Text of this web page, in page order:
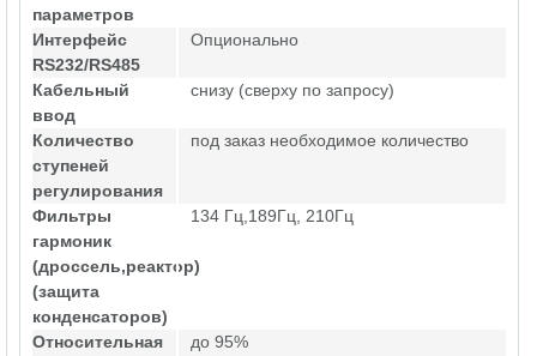
параметров
Интерфейс
RS232/RS485
Опционально
Кабельный
ввод
снизу (сверху по запросу)
Количество
ступеней
регулирования
под заказ необходимое количество
Фильтры
гармоник
(дроссель,реактор)
(защита
конденсаторов)
134 Гц,189Гц, 210Гц
Относительная
до 95%